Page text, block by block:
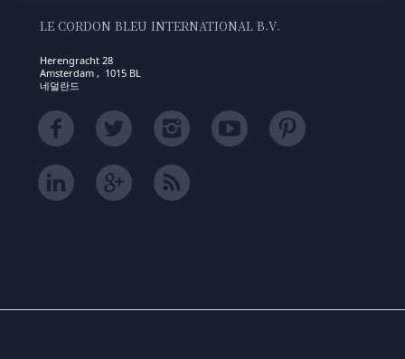
LE CORDON BLEU INTERNATIONAL B.V.
Herengracht 28
Amsterdam , 1015 BL
네덜란드